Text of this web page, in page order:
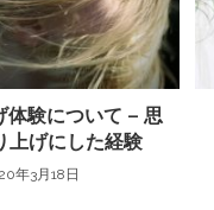
体験について – 思
上げにした経験
年3月18日